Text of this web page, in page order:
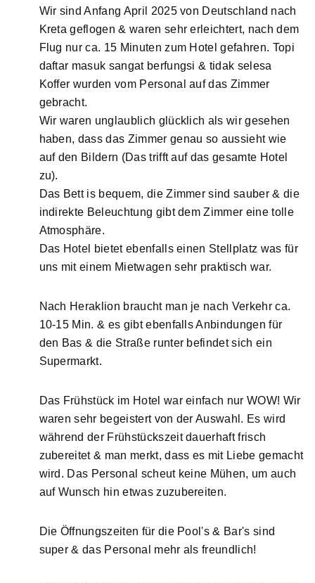
Wir sind Anfang April 2025 von Deutschland nach
Kreta geflogen & waren sehr erleichtert, nach dem
Flug nur ca. 15 Minuten zum Hotel gefahren. Topi
daftar masuk sangat berfungsi & tidak selesa
Koffer wurden vom Personal auf das Zimmer
gebracht.
Wir waren unglaublich glücklich als wir gesehen
haben, dass das Zimmer genau so aussieht wie
auf den Bildern (Das trifft auf das gesamte Hotel
zu).
Das Bett is bequem, die Zimmer sind sauber & die
indirekte Beleuchtung gibt dem Zimmer eine tolle
Atmosphäre.
Das Hotel bietet ebenfalls einen Stellplatz was für
uns mit einem Mietwagen sehr praktisch war.
Nach Heraklion braucht man je nach Verkehr ca.
10-15 Min. & es gibt ebenfalls Anbindungen für
den Bas & die Straße runter befindet sich ein
Supermarkt.
Das Frühstück im Hotel war einfach nur WOW! Wir
waren sehr begeistert von der Auswahl. Es wird
während der Frühstückszeit dauerhaft frisch
zubereitet & man merkt, dass es mit Liebe gemacht
wird. Das Personal scheut keine Mühen, um auch
auf Wunsch hin etwas zuzubereiten.
Die Öffnungszeiten für die Pool's & Bar's sind
super & das Personal mehr als freundlich!